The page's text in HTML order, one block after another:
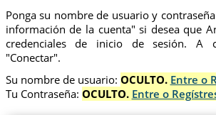
Ponga su nombre de usuario y
información de la cuenta" si desea que
credenciales de inicio de sesión. A
"Conectar".
Su nombre de usuario: OCULTO. Entre o
Tu Contraseña: OCULTO. Entre o